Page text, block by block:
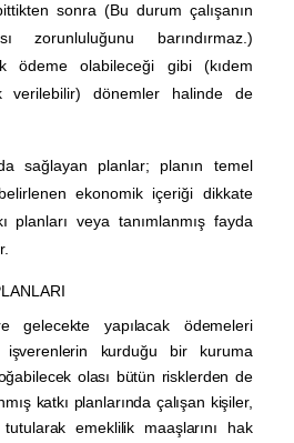
sonra (Bu durum çalışanın
zorunluluğunu barındırmaz.)
ödeme olabileceği gibi (kıdem
verilebilir) dönemler halinde de
sağlayan planlar; planın temel
ekonomik içeriği dikkate
planları veya tanımlanmış fayda
gelecekte yapılacak ödemeleri
kurduğu bir kuruma
olası bütün risklerden de
katkı planlarında çalışan kişiler,
emeklilik maaşlarını hak